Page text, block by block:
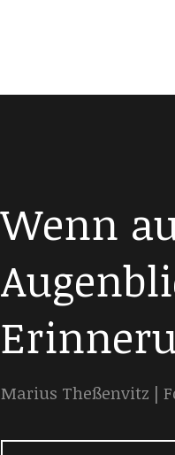
Wenn
Marius Theßenvitz |